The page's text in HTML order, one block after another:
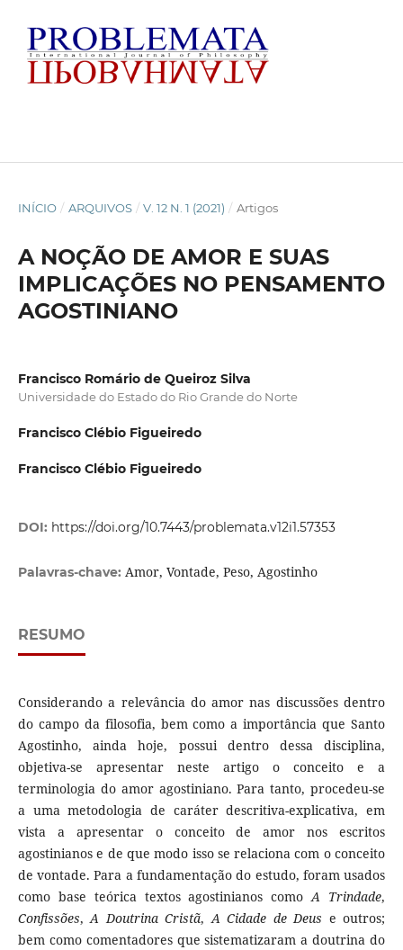
INÍCIO / ARQUIVOS / V. 12 N. 1 (2021) / Artigos
A NOÇÃO DE AMOR E SUAS
IMPLICAÇÕES NO PENSAMENTO
AGOSTINIANO
Francisco Romário de Queiroz Silva
Universidade do Estado do Rio Grande do Norte
Francisco Clébio Figueiredo
Francisco Clébio Figueiredo
DOI: https://doi.org/10.7443/problemata.v12i1.57353
Palavras-chave: Amor, Vontade, Peso, Agostinho
RESUMO
Considerando a relevância do amor nas discussões dentro
do campo da filosofia, bem como a importância que Santo
Agostinho, ainda hoje, possui dentro dessa disciplina,
objetiva-se apresentar neste artigo o conceito e a
terminologia do amor agostiniano. Para tanto, procedeu-se
a uma metodologia de caráter descritiva-explicativa, em
vista a apresentar o conceito de amor nos escritos
agostinianos e de que modo isso se relaciona com o conceito
de vontade. Para a fundamentação do estudo, foram usados
como base teórica textos agostinianos comoA Trindade,
Confissões,A Doutrina Cristã,A Cidade de Deus e outros;
bem como comentadores que sistematizaram a doutrina do